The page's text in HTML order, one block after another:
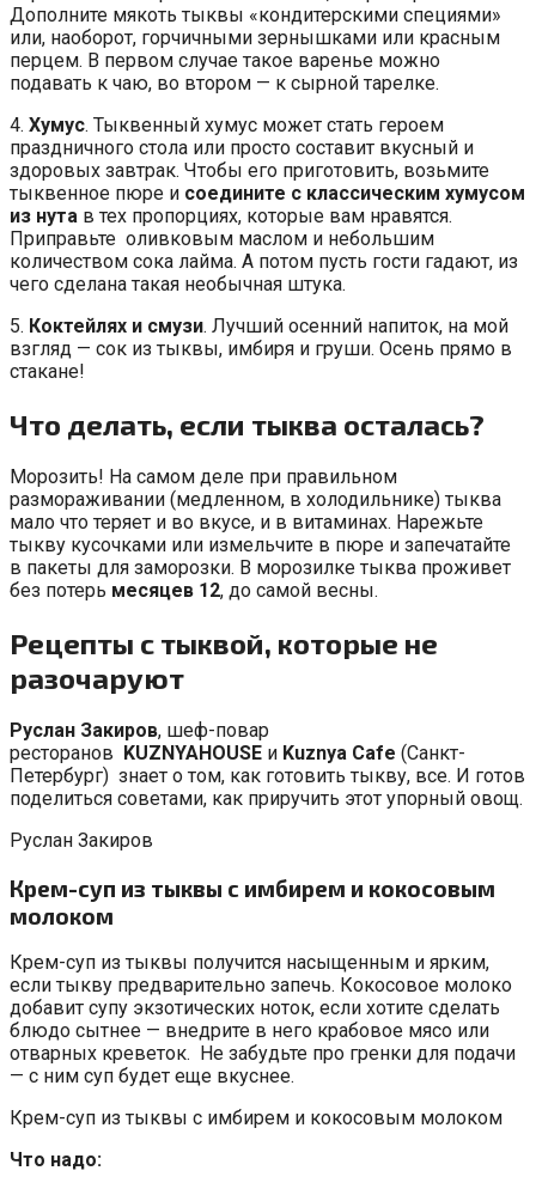
Дополните мякоть тыквы «кондитерскими специями»
или, наоборот, горчичными зернышками или красным
перцем. В первом случае такое варенье можно
подавать к чаю, во втором — к сырной тарелке.
4. Хумус. Тыквенный хумус может стать героем
праздничного стола или просто составит вкусный и
здоровых завтрак. Чтобы его приготовить, возьмите
тыквенное пюре и соедините с классическим хумусом
из нута в тех пропорциях, которые вам нравятся.
Приправьте оливковым маслом и небольшим
количеством сока лайма. А потом пусть гости гадают, из
чего сделана такая необычная штука.
5. Коктейлях и смузи. Лучший осенний напиток, на мой
взгляд — сок из тыквы, имбиря и груши. Осень прямо в
стакане!
Что делать, если тыква осталась?
Морозить! На самом деле при правильном
размораживании (медленном, в холодильнике) тыква
мало что теряет и во вкусе, и в витаминах. Нарежьте
тыкву кусочками или измельчите в пюре и запечатайте
в пакеты для заморозки. В морозилке тыква проживет
без потерь месяцев 12, до самой весны.
Рецепты с тыквой, которые не
разочаруют
Руслан Закиров, шеф-повар
ресторанов KUZNYAHOUSE и Kuznya Cafe (Санкт-
Петербург) знает о том, как готовить тыкву, все. И готов
поделиться советами, как приручить этот упорный овощ.
Руслан Закиров
Крем-суп из тыквы с имбирем и кокосовым
молоком
Крем-суп из тыквы получится насыщенным и ярким,
если тыкву предварительно запечь. Кокосовое молоко
добавит супу экзотических ноток, если хотите сделать
блюдо сытнее — внедрите в него крабовое мясо или
отварных креветок. Не забудьте про гренки для подачи
— с ним суп будет еще вкуснее.
Крем-суп из тыквы с имбирем и кокосовым молоком
Что надо: